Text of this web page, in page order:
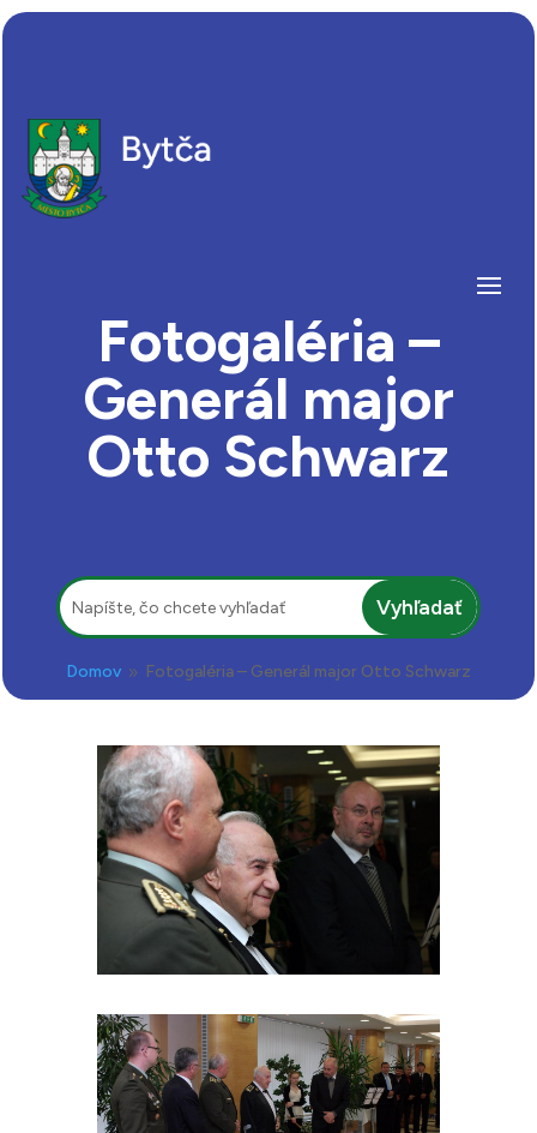
Fotogaléria –
Generál major
Otto Schwarz
Hľadať:
Domov 9 Fotogaléria – Generál major Otto Schwarz